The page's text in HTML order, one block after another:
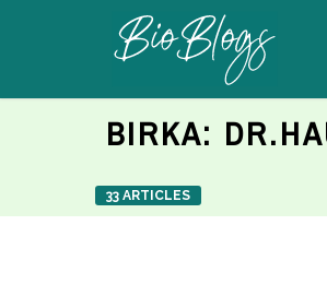
BIRKA:
33 ARTICLES